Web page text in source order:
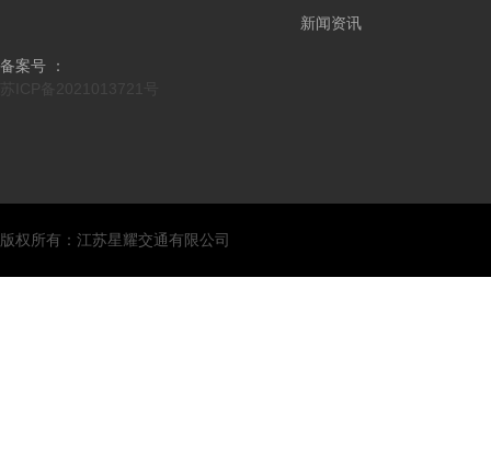
备案号 ：
新闻资讯
版权所有：江苏星耀交通有限公司